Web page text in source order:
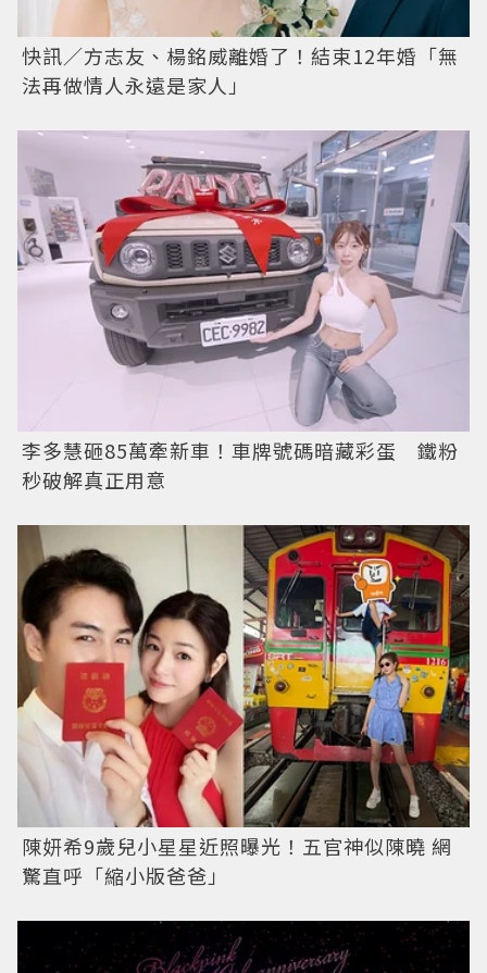
快訊／方志友、楊銘威離婚了！結束12年婚「無
法再做情人永遠是家人」
李多慧砸85萬牽新車！車牌號碼暗藏彩蛋 鐵粉
秒破解真正用意
陳妍希9歲兒小星星近照曝光！五官神似陳曉 網
驚直呼「縮小版爸爸」